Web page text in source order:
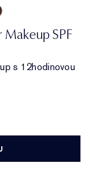
SPF
s 12hodinovou